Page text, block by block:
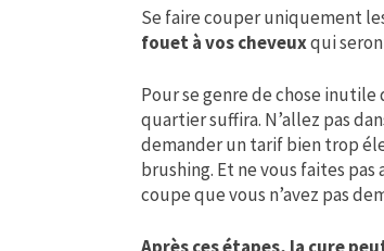
Se faire couper uniquement
fouet à vos cheveuxqui
Pour se genre de chose
quartier suffira. N’allez pas
demander un tarif bien trop
brushing. Et ne vous faites
coupe que vous n’avez pas